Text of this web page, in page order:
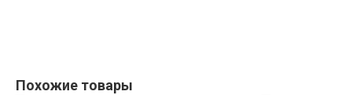
Похожие товары